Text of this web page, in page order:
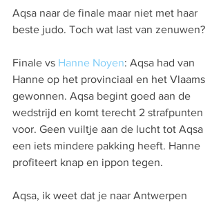
Aqsa naar de finale maar niet met haar
beste judo. Toch wat last van zenuwen?
Finale vs Hanne Noyen: Aqsa had van
Hanne op het provinciaal en het Vlaams
gewonnen. Aqsa begint goed aan de
wedstrijd en komt terecht 2 strafpunten
voor. Geen vuiltje aan de lucht tot Aqsa
een iets mindere pakking heeft. Hanne
profiteert knap en ippon tegen.
Aqsa, ik weet dat je naar Antwerpen